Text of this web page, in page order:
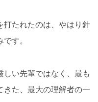
打たれたのは、やはり針
す。
い先輩ではなく、最も
きた、最大の理解者の一